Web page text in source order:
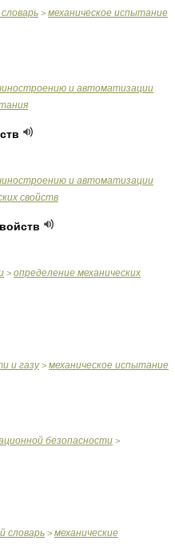
> механическое испытание
и автоматизации
и автоматизации
свойств
> определение механических
и газу> механическое испытание
безопасности >
словарь > механические